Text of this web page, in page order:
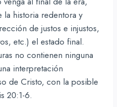
historia redentora y
de justos e injustos,
etc.) el estado final.
no contienen ninguna
interpretación
de Cristo, con la posible
20:1-6.